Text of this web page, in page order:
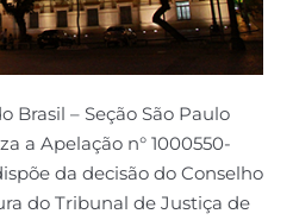
Brasil – Seção São Paulo
a Apelação n° 1000550-
da decisão do Conselho
do Tribunal de Justiça de